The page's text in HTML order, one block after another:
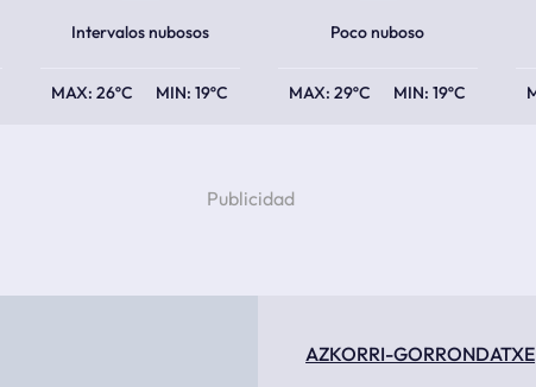
Intervalos nubosos
26ºC 19ºC
Poco nuboso
29ºC 19ºC
AZKORRI-GORRONDATXE